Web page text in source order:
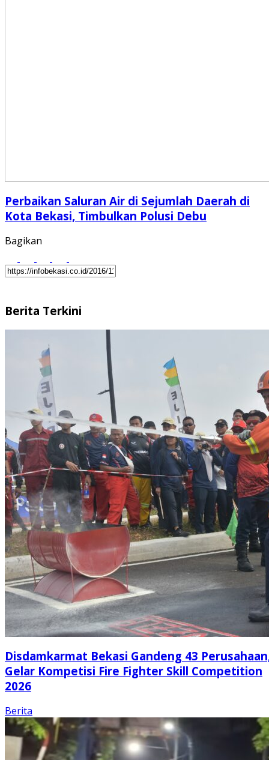
Perbaikan Saluran Air di Sejumlah Daerah di
Kota Bekasi, Timbulkan Polusi Debu
Bagikan
Berita Terkini
Disdamkarmat Bekasi Gandeng 43
Gelar Kompetisi Fire Fighter Skill Competition
2026
Berita